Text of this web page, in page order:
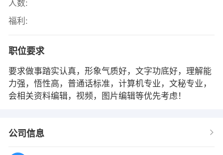
人数:
福利:
职位要求
要求做事踏实认真，形象气质好，文字功底好，理解能
力强，悟性高，普通话标准，计算机专业，文秘专业，
会相关资料编辑，视频，图片编辑等优先考虑！
公司信息